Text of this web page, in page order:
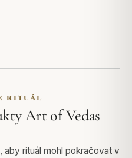
RITUÁL
Art of Vedas
aby rituál mohl pokračovat v